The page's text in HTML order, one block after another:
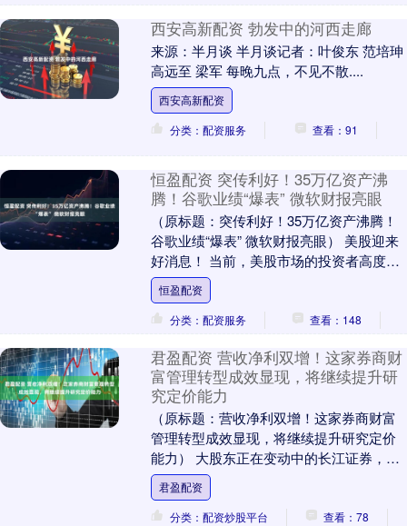
西安高新配资 勃发中的河西走廊
来源：半月谈 半月谈记者：叶俊东 范培珅
高远至 梁军 每晚九点，不见不散....
西安高新配资
分类：配资服务
查看：91
恒盈配资 突传利好！35万亿资产沸
腾！谷歌业绩“爆表” 微软财报亮眼
（原标题：突传利好！35万亿资产沸腾！
谷歌业绩“爆表” 微软财报亮眼） 美股迎来
好消息！ 当前，美股市场的投资者高度紧
张，因为一些科技巨头的财报正在密集披
露，稍....
恒盈配资
分类：配资服务
查看：148
君盈配资 营收净利双增！这家券商财
富管理转型成效显现，将继续提升研
究定价能力
（原标题：营收净利双增！这家券商财富
管理转型成效显现，将继续提升研究定价
能力） 大股东正在变动中的长江证券，发
布了其最新业绩。 4月26日，长江证券披
露该公司2....
君盈配资
分类：配资炒股平台
查看：78